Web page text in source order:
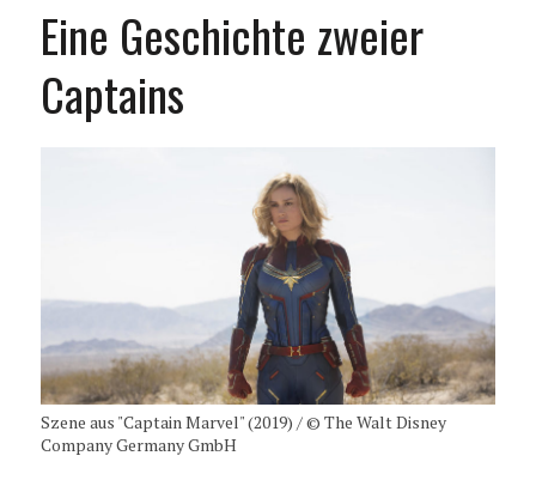
Eine Geschichte zweier
Captains
Szene aus "Captain Marvel" (2019) / © The Walt Disney
Company Germany GmbH